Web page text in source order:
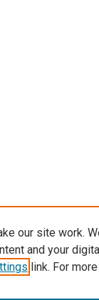
our site work.
and your
link. For